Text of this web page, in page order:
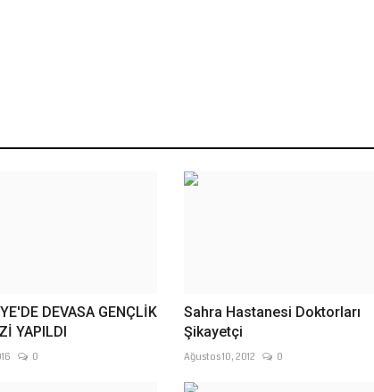
DEVASA GENÇLİK
YAPILDI
0
Sahra Hastanesi Doktorları
Şikayetçi
Ağustos 10, 2012 0